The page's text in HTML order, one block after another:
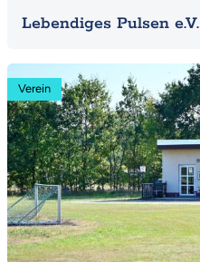
Lebendiges Pulsen e.V.
Mehr
Verein